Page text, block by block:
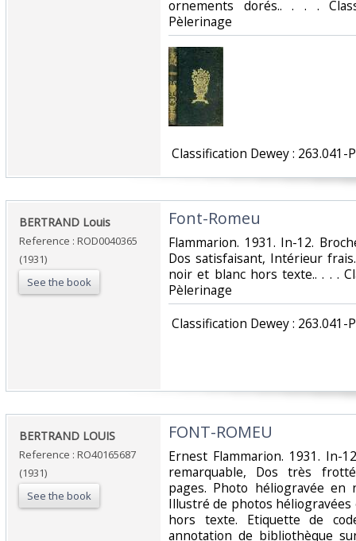
ornements dorés.. . . .
Pèlerinage‎
Classification Dewey : 263.041-
‎BERTRAND Louis‎
Reference : ROD0040365
(1931)
See the book
‎Font-Romeu‎
‎Flammarion. 1931. In-12.
Dos satisfaisant, Intérieur
noir et blanc hors texte.. . . .
Pèlerinage‎
Classification Dewey : 263.041-
‎BERTRAND LOUIS‎
Reference : RO40165687
(1931)
See the book
‎FONT-ROMEU‎
‎Ernest Flammarion. 1931. In-
remarquable, Dos très
pages. Photo héliogravée
Illustré de photos
hors texte. Etiquette de
annotation de bibliothèque